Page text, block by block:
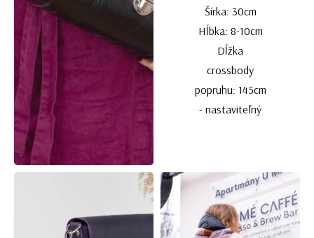
Šírka: 30cm
Hĺbka: 8-10cm
Dĺžka
crossbody
popruhu: 145cm
- nastaviteľný